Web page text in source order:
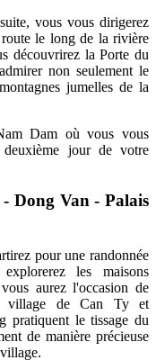
vous vous dirigerez
le long de la rivière
découvrirez la Porte du
non seulement le
jumelles de la
Dam où vous vous
jour de votre
Dong Van - Palais
pour une randonnée
les maisons
aurez l'occasion de
village de Can Ty et
pratiquent le tissage du
de manière précieuse